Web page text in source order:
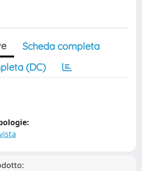
Scheda completa
(DC)